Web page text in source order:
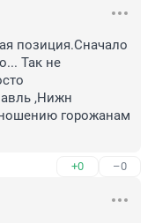
позиция.Сначало
Так не
,Нижн
горожанам
+0 –0